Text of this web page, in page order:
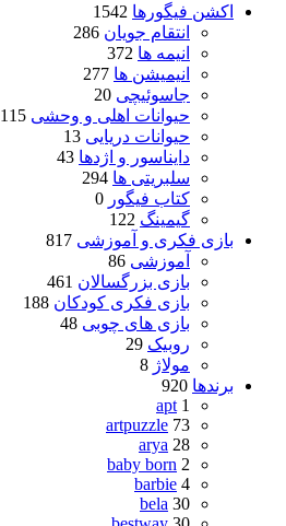
اکشن فیگورها 1542
انتقام جویان 286
انیمه ها 372
انیمیشن ها 277
جاسوئیچی 20
حیوانات اهلی و وحشی 115
حیوانات دریایی 13
دایناسور و اژدها 43
سلبریتی ها 294
کتاب فیگور 0
گیمینگ 122
بازی فکری و آموزشی 817
آموزشی 86
بازی بزرگسالان 461
بازی فکری کودکان 188
بازی های چوبی 48
روبیک 29
مولاژ 8
برندها 920
apt 1
artpuzzle 73
arya 28
baby born 2
barbie 4
bela 30